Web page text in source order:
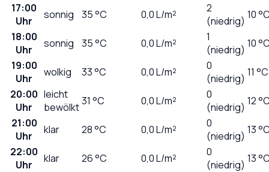
17:00
Uhr
sonnig 35°C 0,0L/m²
2
(niedrig) 10
18:00
Uhr
sonnig 35°C 0,0L/m²
1
(niedrig) 10
19:00
Uhr
wolkig 33°C 0,0L/m²
0
(niedrig) 11 °C
20:00
Uhr
leicht
bewölkt31 °C 0,0L/m²
0
(niedrig) 12
21:00
Uhr
klar 28°C 0,0L/m²
0
(niedrig) 13
22:00
Uhr
klar 26°C 0,0L/m²
0
(niedrig) 13